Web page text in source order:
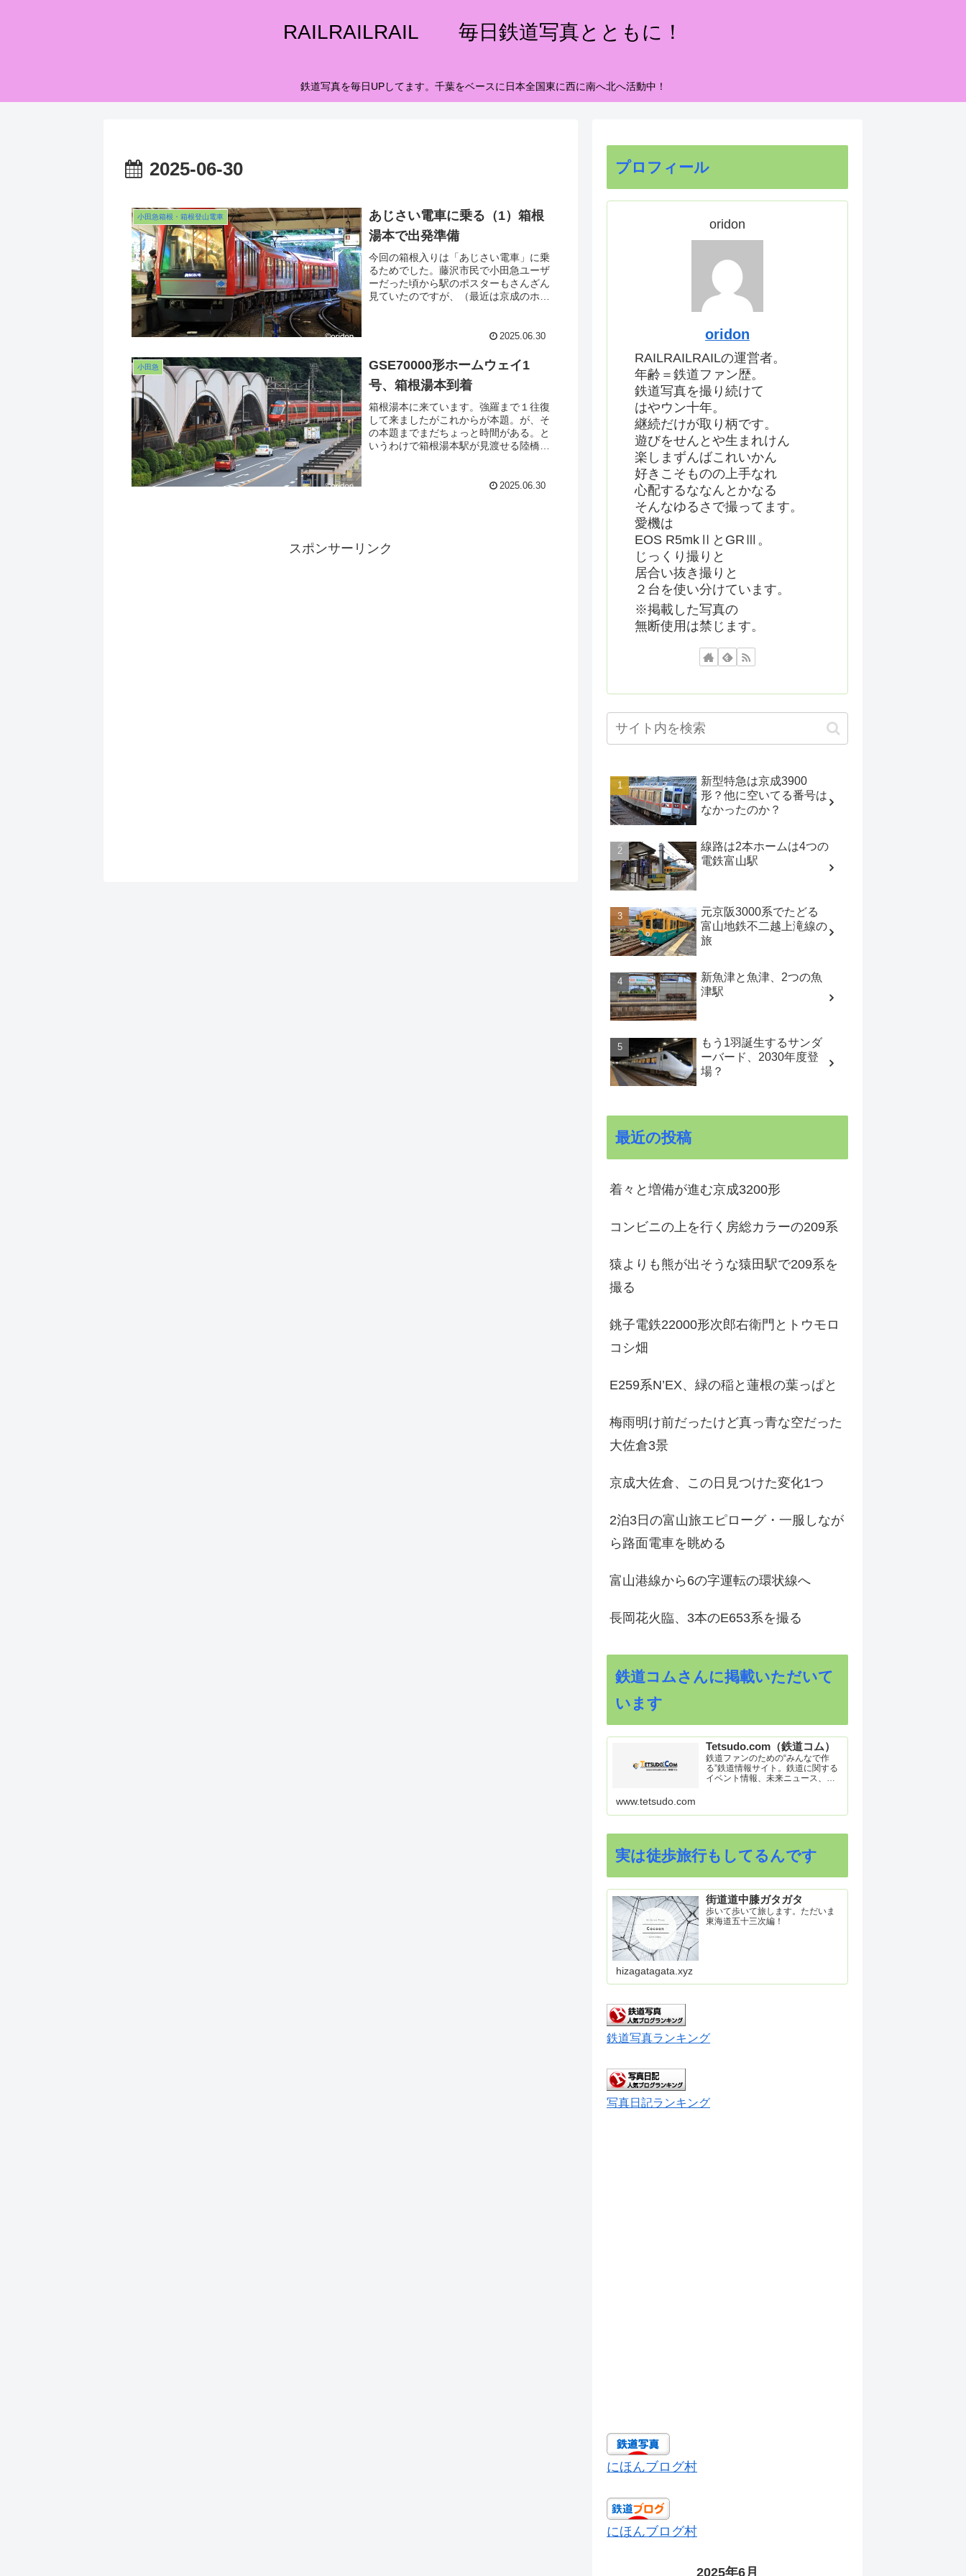
RAILRAILRAIL 毎日鉄道写真とともに！
鉄道写真を毎日UPしてます。千葉をベースに日本全国東に西に南へ北へ活動中！
2025-06-30
小田急箱根・箱根登山電車
あじさい電車に乗る（1）箱根
湯本で出発準備
今回の箱根入りは「あじさい電車」に乗
るためでした。藤沢市民で小田急ユーザ
ーだった頃から駅のポスターもさんざん
見ていたのですが、（最近は京成のホー
が、今年はちょいと余裕があったので乗
2025.06.30
小田急
GSE70000形ホームウェイ1
号、箱根湯本到着
箱根湯本に来ています。強羅まで１往復
して来ましたがこれからが本題。が、そ
の本題までまだちょっと時間がある。と
いうわけで箱根湯本駅が見渡せる陸橋の
2025.06.30
スポンサーリンク
プロフィール
oridon
oridon
RAILRAILRAILの運営者。
年齢＝鉄道ファン歴。
鉄道写真を撮り続けて
はやウン十年。
継続だけが取り柄です。
遊びをせんとや生まれけん
楽しまずんばこれいかん
好きこそものの上手なれ
心配するななんとかなる
そんなゆるさで撮ってます。
愛機は
EOS R5mkⅡとGRⅢ。
じっくり撮りと
居合い抜き撮りと
２台を使い分けています。
※掲載した写真の
無断使用は禁じます。
新型特急は京成3900
形？他に空いてる番号は
なかったのか？
線路は2本ホームは4つの
電鉄富山駅
元京阪3000系でたどる
富山地鉄不二越上滝線の
旅
新魚津と魚津、2つの魚
津駅
もう1羽誕生するサンダ
ーバード、2030年度登
場？
最近の投稿
着々と増備が進む京成3200形
コンビニの上を行く房総カラーの209系
猿よりも熊が出そうな猿田駅で209系を
撮る
銚子電鉄22000形次郎右衛門とトウモロ
コシ畑
E259系N’EX、緑の稲と蓮根の葉っぱと
梅雨明け前だったけど真っ青な空だった
大佐倉3景
京成大佐倉、この日見つけた変化1つ
2泊3日の富山旅エピローグ・一服しなが
ら路面電車を眺める
富山港線から6の字運転の環状線へ
長岡花火臨、3本のE653系を撮る
鉄道コムさんに掲載いただいて
います
Tetsudo.com（鉄道コム）
鉄道ファンのための“みんなで作
る”鉄道情報サイト。鉄道に関する
イベント情報、未来ニュース、車
ク集や、参加型ゲーム「駅つなゲ
www.tetsudo.com
実は徒歩旅行もしてるんです
街道道中膝ガタガタ
歩いて歩いて旅します。ただいま
東海道五十三次編！
hizagatagata.xyz
鉄道写真ランキング
写真日記ランキング
にほんブログ村
にほんブログ村
2025年6月